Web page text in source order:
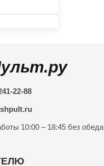
22-88
10:00 – 18:45 без обеда